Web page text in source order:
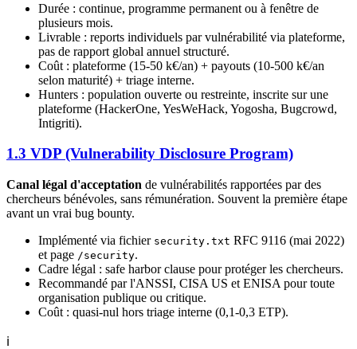
Durée : continue, programme permanent ou à fenêtre de
plusieurs mois.
Livrable : reports individuels par vulnérabilité via plateforme,
pas de rapport global annuel structuré.
Coût : plateforme (15-50 k€/an) + payouts (10-500 k€/an
selon maturité) + triage interne.
Hunters : population ouverte ou restreinte, inscrite sur une
plateforme (HackerOne, YesWeHack, Yogosha, Bugcrowd,
Intigriti).
1.3 VDP (Vulnerability Disclosure Program)
Canal légal d'acceptation de vulnérabilités rapportées par des
chercheurs bénévoles, sans rémunération. Souvent la première étape
avant un vrai bug bounty.
Implémenté via fichier security.txt RFC 9116 (mai 2022)
et page /security.
Cadre légal : safe harbor clause pour protéger les chercheurs.
Recommandé par l'ANSSI, CISA US et ENISA pour toute
organisation publique ou critique.
Coût : quasi-nul hors triage interne (0,1-0,3 ETP).
ℹ️